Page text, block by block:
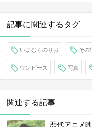
記事に関連するタグ
いまむらのりお その
ワンピース 写真
関連する記事
歴代アニメ